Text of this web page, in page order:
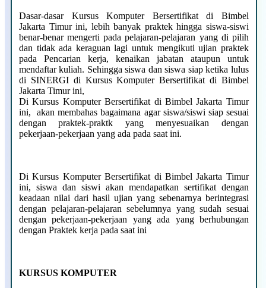
Dasar-dasar Kursus Komputer Bersertifikat di Bimbel
Jakarta Timur ini, lebih banyak praktek hingga siswa-siswi
benar-benar mengerti pada pelajaran-pelajaran yang di pilih
dan tidak ada keraguan lagi untuk mengikuti ujian praktek
pada Pencarian kerja, kenaikan jabatan ataupun untuk
mendaftar kuliah. Sehingga siswa dan siswa siap ketika lulus
di SINERGI di Kursus Komputer Bersertifikat di Bimbel
Jakarta Timur ini,
Di Kursus Komputer Bersertifikat di Bimbel Jakarta Timur
ini, akan membahas bagaimana agar siswa/siswi siap sesuai
dengan praktek-praktk yang menyesuaikan dengan
pekerjaan-pekerjaan yang ada pada saat ini.
Di Kursus Komputer Bersertifikat di Bimbel Jakarta Timur
ini, siswa dan siswi akan mendapatkan sertifikat dengan
keadaan nilai dari hasil ujian yang sebenarnya berintegrasi
dengan pelajaran-pelajaran sebelumnya yang sudah sesuai
dengan pekerjaan-pekerjaan yang ada yang berhubungan
dengan Praktek kerja pada saat ini
KURSUS KOMPUTER